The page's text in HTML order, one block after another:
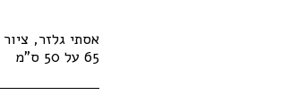
אסתי גלזר,
65 על 50 ס"מ